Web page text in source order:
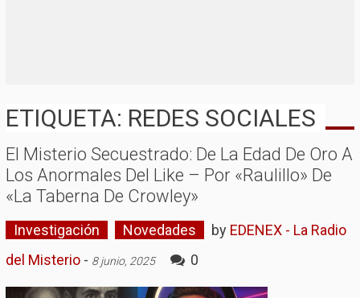
ETIQUETA: REDES SOCIALES
El Misterio Secuestrado: De La Edad De Oro A
Los Anormales Del Like – Por «Raulillo» De
«La Taberna De Crowley»
Investigación Novedades by EDENEX - La Radio
del Misterio- 8 junio, 2025 0